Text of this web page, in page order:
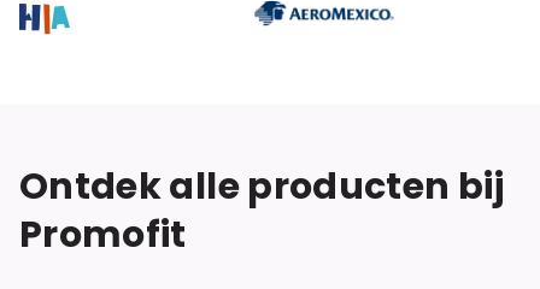
Ontdek alle producten bij
Promofit